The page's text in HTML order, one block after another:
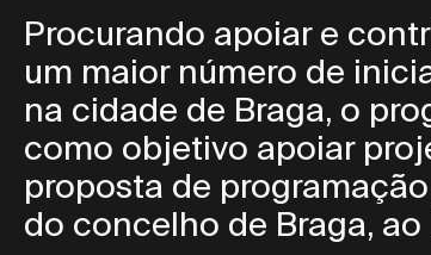
Procurando apoiar e
um maior número de
na cidade de Braga, o
como objetivo apoiar
proposta de
do concelho de Braga,